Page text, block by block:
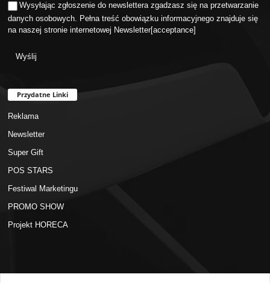
Wysyłając zgłoszenie do newslettera zgadzasz się na przetwarzanie
danych osobowych. Pełna treść obowiązku informacyjnego znajduje się
na naszej stronie internetowej Newsletter[acceptance]
Przydatne Linki
Reklama
Newsletter
Super Gift
POS STARS
Festiwal Marketingu
PROMO SHOW
Projekt HORECA